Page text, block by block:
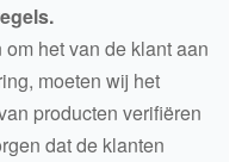
het van de klant aan
moeten wij het
producten verifiëren
dat de klanten